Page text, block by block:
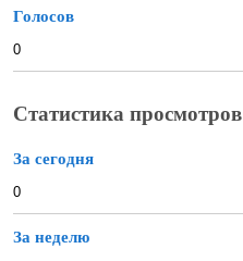
Голосов
0
Статистика просмотров
За сегодня
0
За неделю